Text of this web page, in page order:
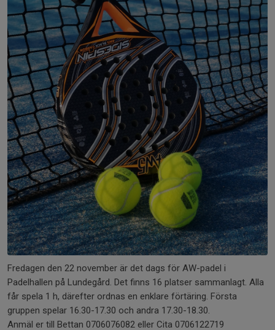
Fredagen den 22 november är det dags för AW-padel i
Padelhallen på Lundegård. Det finns 16 platser sammanlagt. Alla
får spela 1 h, därefter ordnas en enklare förtäring. Första
gruppen spelar 16.30-17.30 och andra 17.30-18.30.
Anmäl er till Bettan 0706076082 eller Cita 0706122719